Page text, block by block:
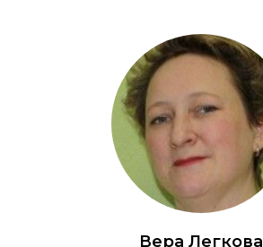
Вера Легкова